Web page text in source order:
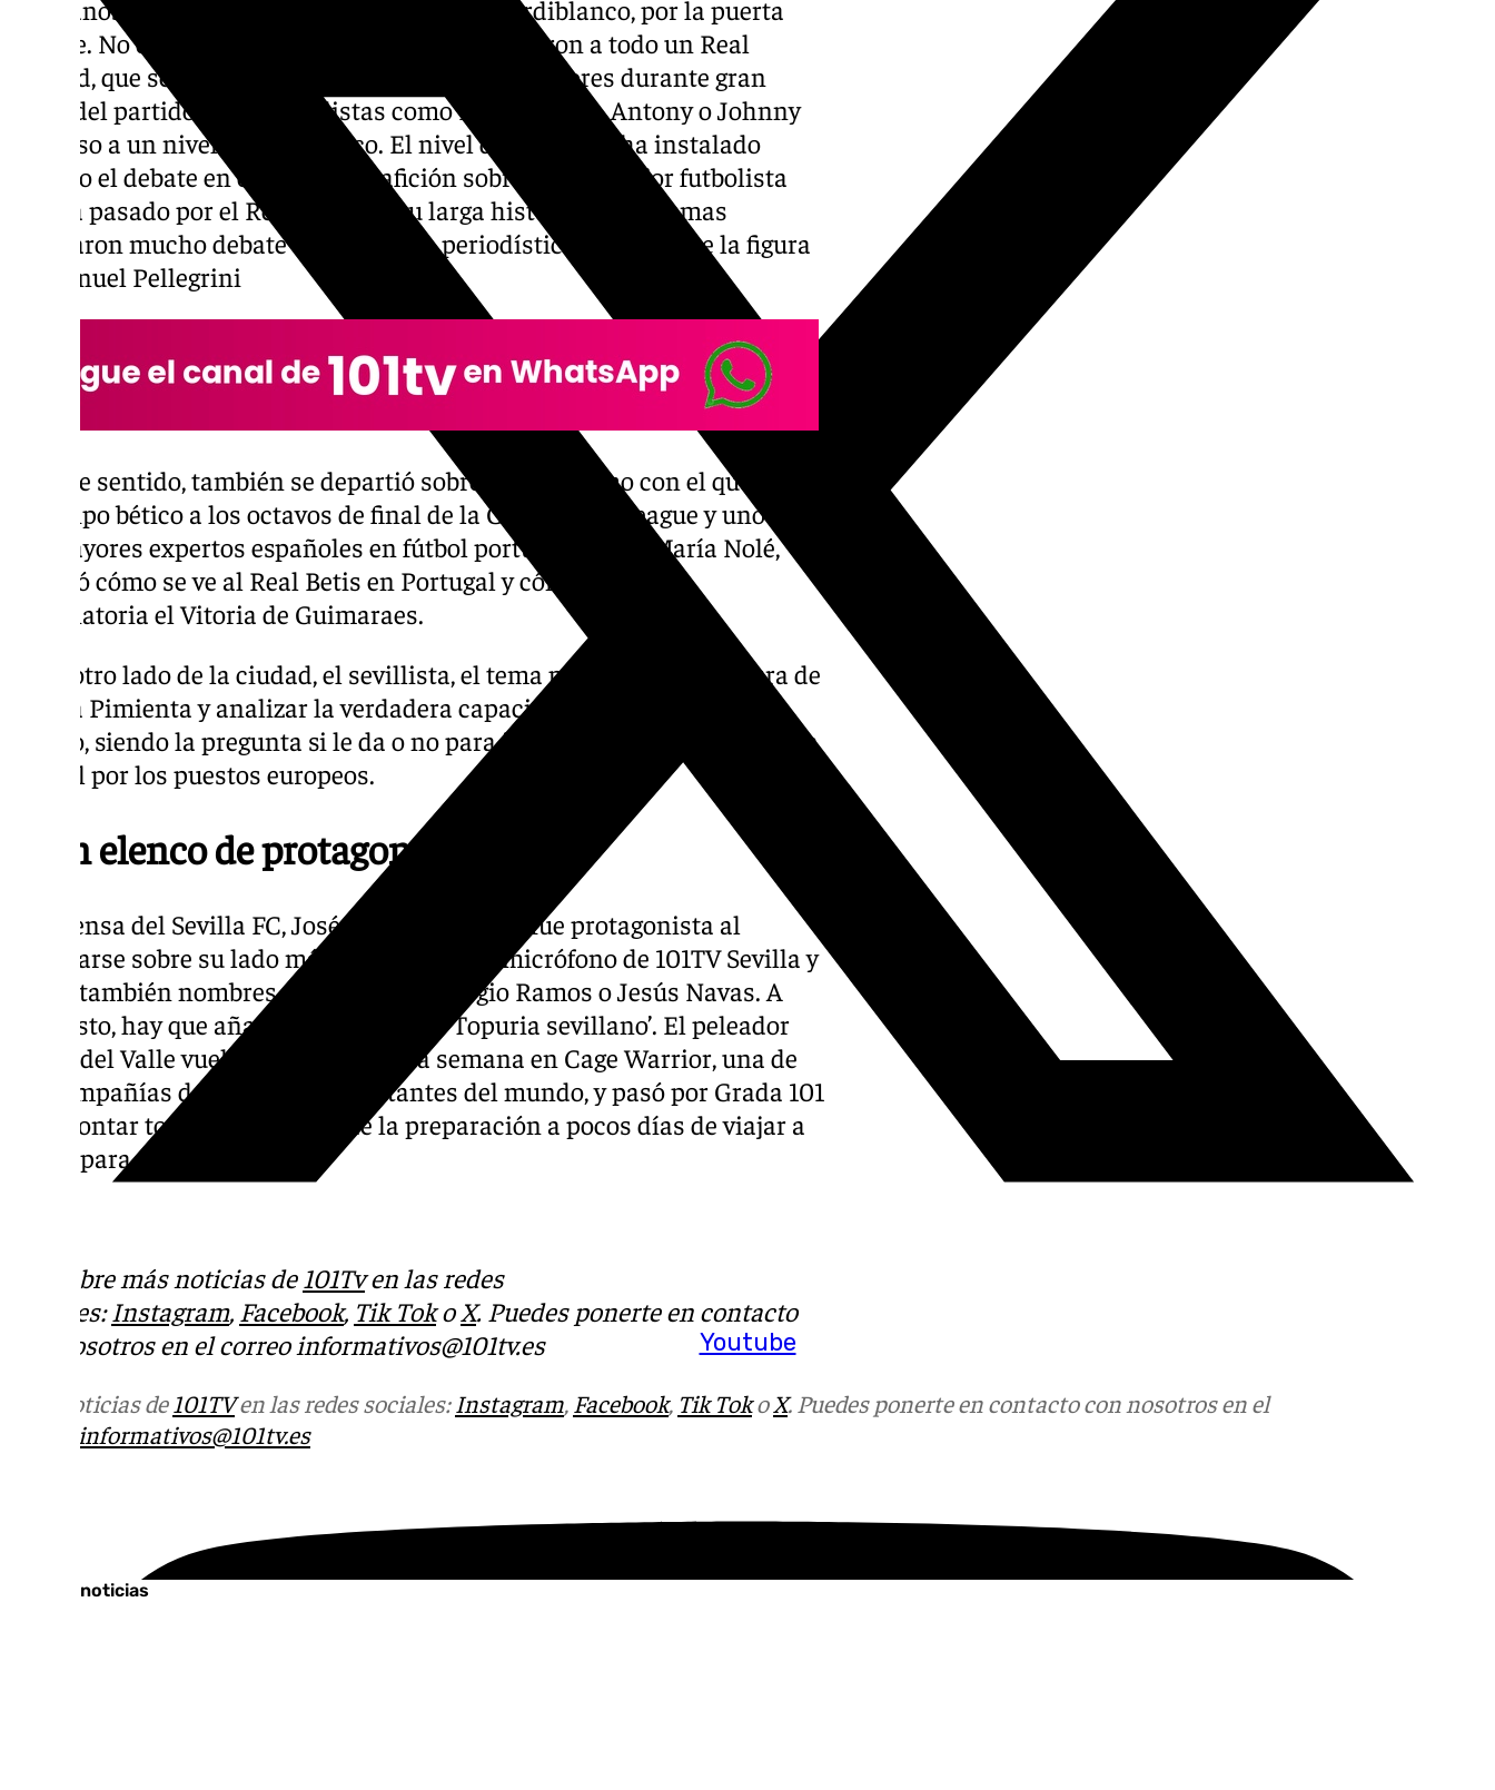
Youtube
sevillanos pero los dos sumaron. En el lado verdiblanco, por la puerta
grande. No obstante los de Pellegrini se impusieron a todo un Real
Madrid, que se está jugando La Liga, siendo superiores durante gran
parte del partido y con futbolistas como Isco Alarcón, Antony o Johnny
Cardoso a un nivel estratosférico. El nivel del primero, ha instalado
incluso el debate en el seno de la afición sobre si es el mejor futbolista
que ha pasado por el Real Betis en su larga historia. Estos temas
generaron mucho debate en la tertulia periodística, al igual que la figura
de Manuel Pellegrini
En este sentido, también se departió sobre el optimismo con el que llega
el equipo bético a los octavos de final de la Conference League y uno de
los mayores expertos españoles en fútbol portugués, José María Nolé,
explicó cómo se ve al Real Betis en Portugal y cómo llega a la
eliminatoria el Vitoria de Guimaraes.
En el otro lado de la ciudad, el sevillista, el tema principal fue la figura de
García Pimienta y analizar la verdadera capacidad futbolística del
equipo, siendo la pregunta si le da o no para ilusionarse con pelear hasta
el final por los puestos europeos.
Gran elenco de protagonistas
El defensa del Sevilla FC, José Ángel Carmona, fue protagonista al
sincerarse sobre su lado más personal en el micrófono de 101TV Sevilla y
tratar también nombres propios como Sergio Ramos o Jesús Navas. A
todo esto, hay que añadirle la visita del ‘Topuria sevillano’. El peleador
Manu del Valle vuelve a competir esta semana en Cage Warrior, una de
las compañías de UFC más importantes del mundo, y pasó por Grada 101
para contar todos los detalles de la preparación a pocos días de viajar a
Roma para su combate.
Descubre más noticias de 101Tven las redes
sociales:Instagram, Facebook, Tik TokoX. Puedes ponerte en contacto
con nosotros en el correo informativos@101tv.es
Más noticias de101TVen las redes sociales:Instagram, Facebook, Tik TokoX. Puedes ponerte en contacto con nosotros en el
informativos@101tv.es
Últimas noticias